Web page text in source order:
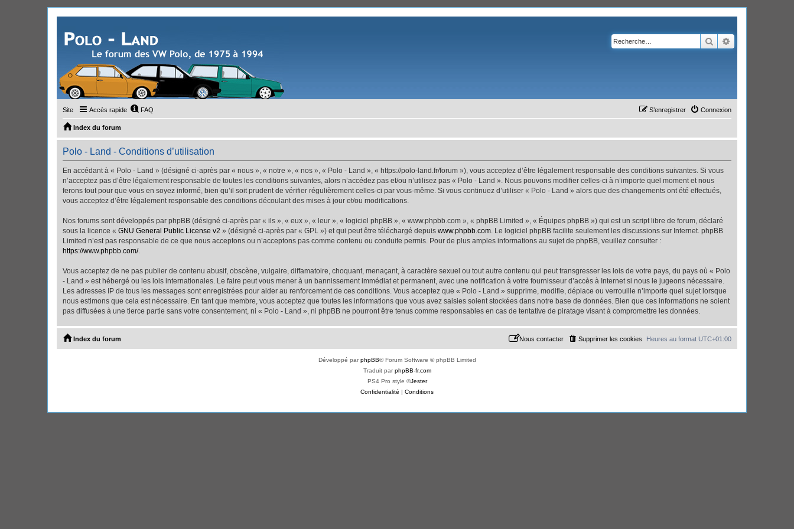
Rechercher
Site Accès rapide FAQ Connexion
S’enregistrer
Index du forum
Polo - Land - Conditions d’utilisation
En accédant à « Polo - Land » (désigné ci-après par « nous », « notre », « nos », « Polo - Land », « https://polo-land.fr/forum »), vous acceptez d’être légalement responsable des conditions suivantes. Si vous
n’acceptez pas d’être légalement responsable de toutes les conditions suivantes, alors n’accédez pas et/ou n’utilisez pas « Polo - Land ». Nous pouvons modifier celles-ci à n’importe quel moment et nous
ferons tout pour que vous en soyez informé, bien qu’il soit prudent de vérifier régulièrement celles-ci par vous-même. Si vous continuez d’utiliser « Polo - Land » alors que des changements ont été effectués,
vous acceptez d’être légalement responsable des conditions découlant des mises à jour et/ou modifications.
Nos forums sont développés par phpBB (désigné ci-après par « ils », « eux », « leur », « logiciel phpBB », « www.phpbb.com », « phpBB Limited », « Équipes phpBB ») qui est un script libre de forum, déclaré
sous la licence « GNU General Public License v2 » (désigné ci-après par « GPL ») et qui peut être téléchargé depuis www.phpbb.com. Le logiciel phpBB facilite seulement les discussions sur Internet. phpBB
Limited n’est pas responsable de ce que nous acceptons ou n’acceptons pas comme contenu ou conduite permis. Pour de plus amples informations au sujet de phpBB, veuillez consulter :
https://www.phpbb.com/.
Vous acceptez de ne pas publier de contenu abusif, obscène, vulgaire, diffamatoire, choquant, menaçant, à caractère sexuel ou tout autre contenu qui peut transgresser les lois de votre pays, du pays où « Polo
- Land » est hébergé ou les lois internationales. Le faire peut vous mener à un bannissement immédiat et permanent, avec une notification à votre fournisseur d’accès à Internet si nous le jugeons nécessaire.
Les adresses IP de tous les messages sont enregistrées pour aider au renforcement de ces conditions. Vous acceptez que « Polo - Land » supprime, modifie, déplace ou verrouille n’importe quel sujet lorsque
nous estimons que cela est nécessaire. En tant que membre, vous acceptez que toutes les informations que vous avez saisies soient stockées dans notre base de données. Bien que ces informations ne soient
pas diffusées à une tierce partie sans votre consentement, ni « Polo - Land », ni phpBB ne pourront être tenus comme responsables en cas de tentative de piratage visant à compromettre les données.
Index du forum Heures au format UTC+01:00
Supprimer les cookies
Nous contacter
Développé parphpBB® Forum Software © phpBB Limited
Traduit parphpBB-fr.com
PS4 Pro style ©Jester
Confidentialité | Conditions